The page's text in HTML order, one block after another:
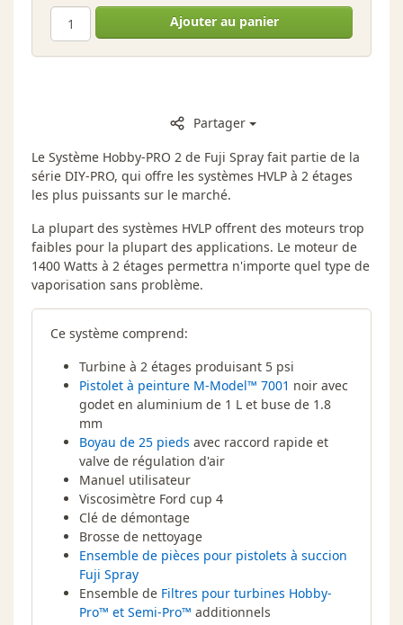
Ajouter au panier
Partager
Le Système Hobby-PRO 2 de Fuji Spray fait partie de la
série DIY-PRO, qui offre les systèmes HVLP à 2 étages
les plus puissants sur le marché.
La plupart des systèmes HVLP offrent des moteurs trop
faibles pour la plupart des applications. Le moteur de
1400 Watts à 2 étages permettra n'importe quel type de
vaporisation sans problème.
Ce système comprend:
Turbine à 2 étages produisant 5 psi
Pistolet à peinture M-Model™ 7001 noir avec
godet en aluminium de 1 L et buse de 1.8
mm
Boyau de 25 pieds avec raccord rapide et
valve de régulation d'air
Manuel utilisateur
Viscosimètre Ford cup 4
Clé de démontage
Brosse de nettoyage
Ensemble de pièces pour pistolets à succion
Fuji Spray
Ensemble de Filtres pour turbines Hobby-
Pro™ et Semi-Pro™ additionnels